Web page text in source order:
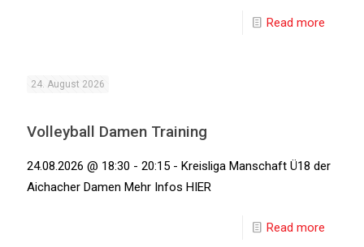
Read more
24. August 2026
Volleyball Damen Training
24.08.2026 @ 18:30 - 20:15 - Kreisliga Manschaft Ü18 der
Aichacher Damen Mehr Infos HIER
Read more